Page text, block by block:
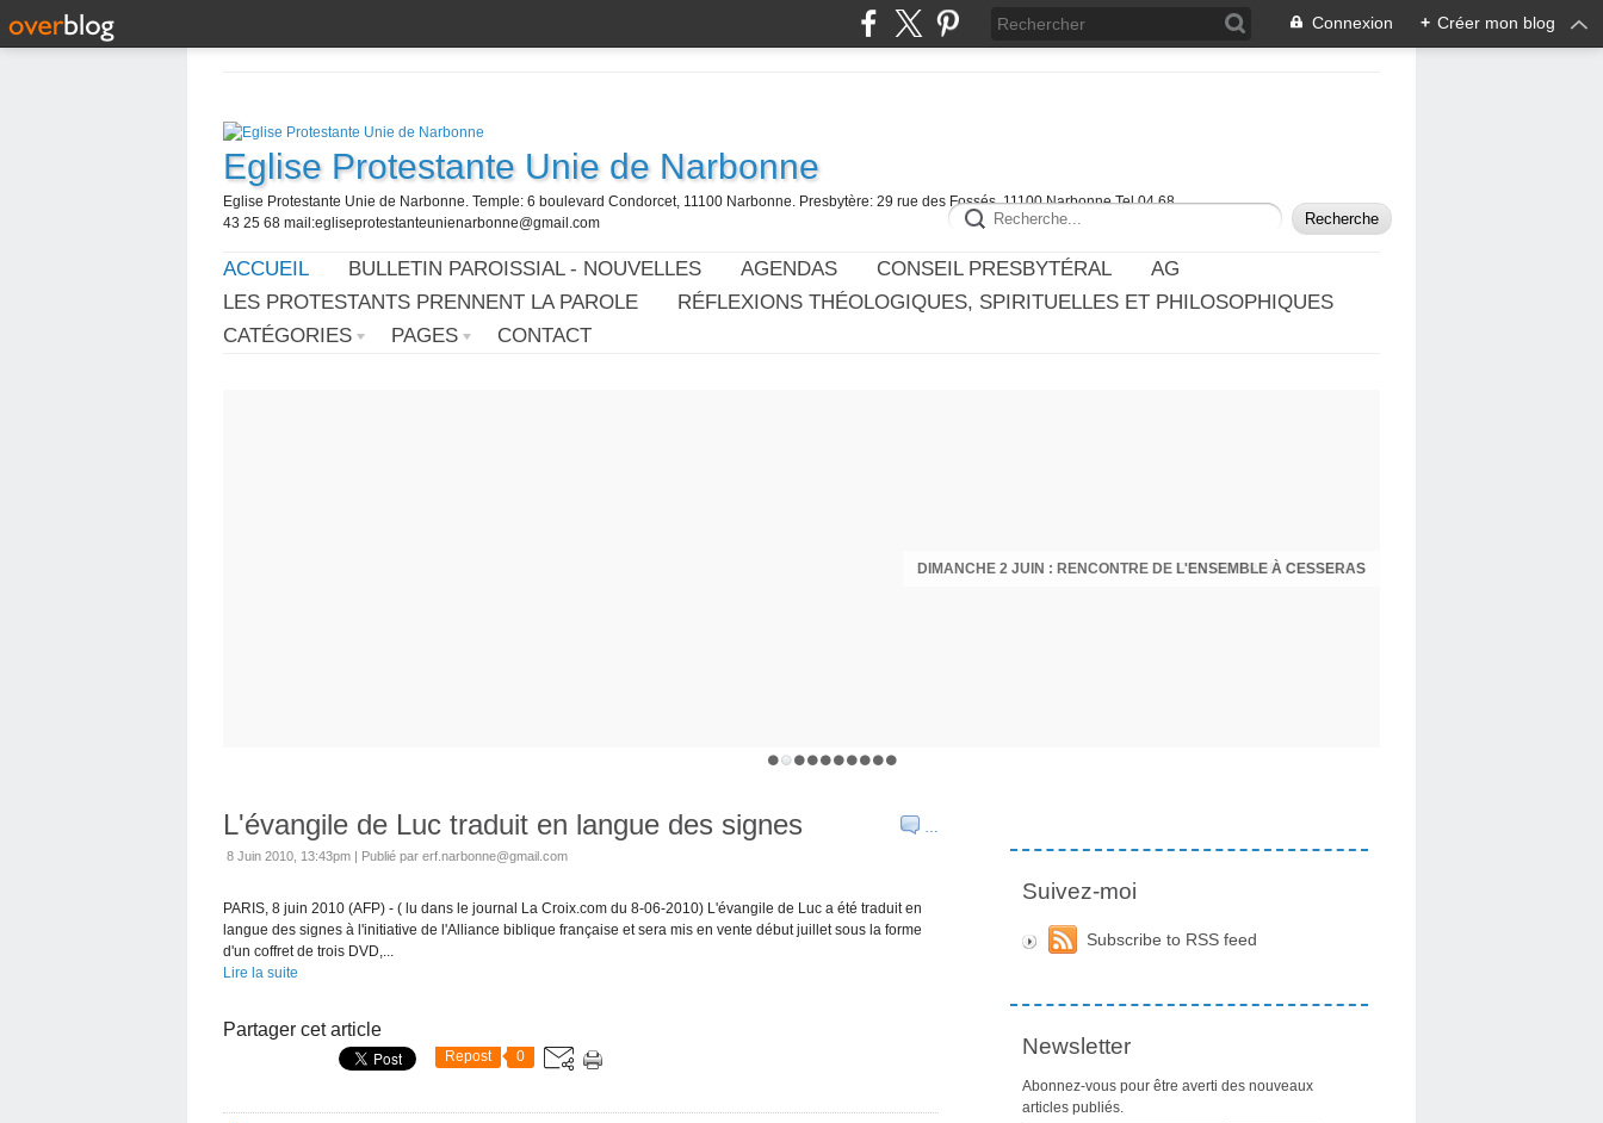
Connexion + Créer mon blog
Eglise Protestante Unie de Narbonne
Eglise Protestante Unie de Narbonne. Temple: 6 boulevard Condorcet, 11100 Narbonne. Presbytère: 29 rue des Fossés, 11100 Narbonne Tel 04 68
43 25 68 mail:egliseprotestanteunienarbonne@gmail.com
ACCUEIL BULLETIN PAROISSIAL - NOUVELLES AGENDAS CONSEIL PRESBYTÉRAL
AG
LES PROTESTANTS PRENNENT LA PAROLE
RÉFLEXIONS THÉOLOGIQUES, SPIRITUELLES ET PHILOSOPHIQUES
CATÉGORIES
PAGES CONTACT
DIMANCHE 2 JUIN : RENCONTRE DE L'ENSEMBLE À CESSERAS
…
L'évangile de Luc traduit en langue des signes
8 Juin 2010, 13:43pm | Publié par erf.narbonne@gmail.com
PARIS, 8 juin 2010 (AFP) - ( lu dans le journal La Croix.com du 8-06-2010) L'évangile de Luc a été traduit en
langue des signes à l'initiative de l'Alliance biblique française et sera mis en vente début juillet sous la forme
d'un coffret de trois DVD,...
Lire la suite
Partager cet article
Repost 0
Suivez-moi
Subscribe to RSS feed
Newsletter
Abonnez-vous pour être averti des nouveaux
articles publiés.